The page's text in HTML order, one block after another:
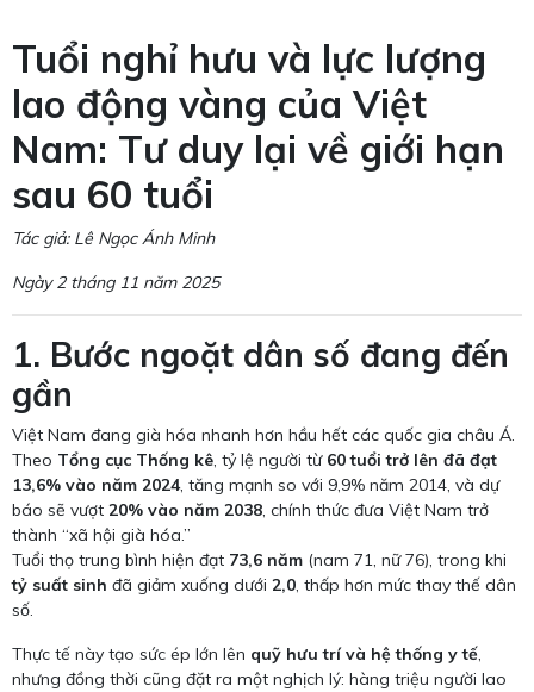
Tuổi nghỉ hưu và lực lượng
lao động vàng của Việt
Nam: Tư duy lại về giới hạn
sau 60 tuổi
Tác giả: Lê Ngọc Ánh Minh
Ngày 2 tháng 11 năm 2025
1. Bước ngoặt dân số đang đến
gần
Việt Nam đang già hóa nhanh hơn hầu hết các quốc gia châu Á.
Theo Tổng cục Thống kê, tỷ lệ người từ 60 tuổi trở lên đã đạt
13,6% vào năm 2024, tăng mạnh so với 9,9% năm 2014, và dự
báo sẽ vượt 20% vào năm 2038, chính thức đưa Việt Nam trở
thành “xã hội già hóa.”
Tuổi thọ trung bình hiện đạt 73,6 năm (nam 71, nữ 76), trong khi
tỷ suất sinh đã giảm xuống dưới 2,0, thấp hơn mức thay thế dân
số.
Thực tế này tạo sức ép lớn lên quỹ hưu trí và hệ thống y tế,
nhưng đồng thời cũng đặt ra một nghịch lý: hàng triệu người lao